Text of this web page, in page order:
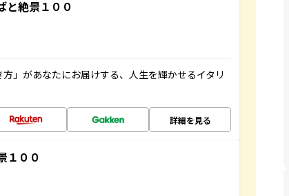
と絶景１００
」があなたにお届けする、人生を輝かせるイタリ
詳細を見る
１００